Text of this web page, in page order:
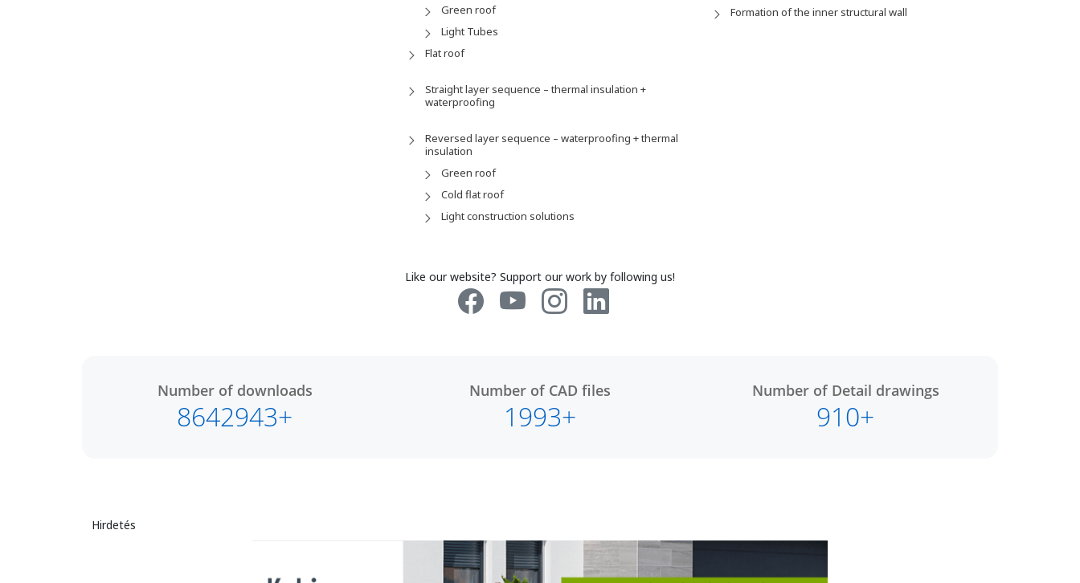
Green roof
Light Tubes
Flat roof
Straight layer sequence – thermal insulation +
waterproofing
Reversed layer sequence – waterproofing + thermal
insulation
Green roof
Cold flat roof
Light construction solutions
Formation of the inner structural wall
Like our website? Support our work by following us!
Number of downloads
8642943+
Number of CAD files
1993+
Number of Detail drawings
910+
Hirdetés